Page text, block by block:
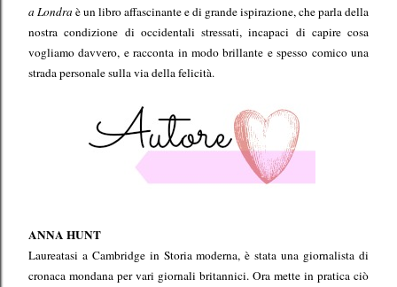
a Londra è un libro affascinante e di grande ispirazione, che parla della
nostra condizione di occidentali stressati, incapaci di capire cosa
vogliamo davvero, e racconta in modo brillante e spesso comico una
strada personale sulla via della felicità.
ANNA HUNT
Laureatasi a Cambridge in Storia moderna, è stata una giornalista di
cronaca mondana per vari giornali britannici. Ora mette in pratica ciò